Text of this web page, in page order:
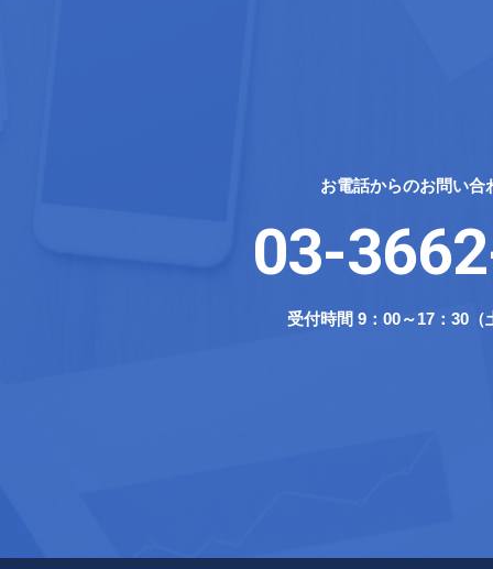
お電話からのお問い合
03-
受付時間 9：00～17：30（